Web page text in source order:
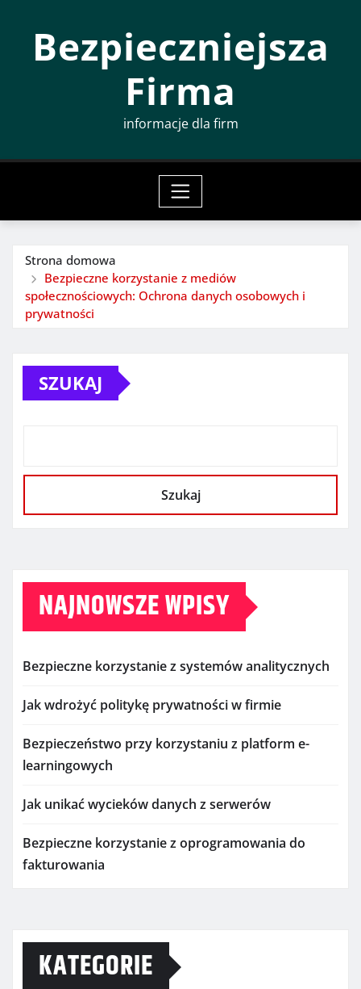
Bezpieczniejsza
Firma
informacje dla firm
Strona domowa
Bezpieczne korzystanie z mediów
społecznościowych: Ochrona danych osobowych i
prywatności
SZUKAJ
Szukaj
NAJNOWSZE WPISY
Bezpieczne korzystanie z systemów analitycznych
Jak wdrożyć politykę prywatności w firmie
Bezpieczeństwo przy korzystaniu z platform e-
learningowych
Jak unikać wycieków danych z serwerów
Bezpieczne korzystanie z oprogramowania do
fakturowania
KATEGORIE